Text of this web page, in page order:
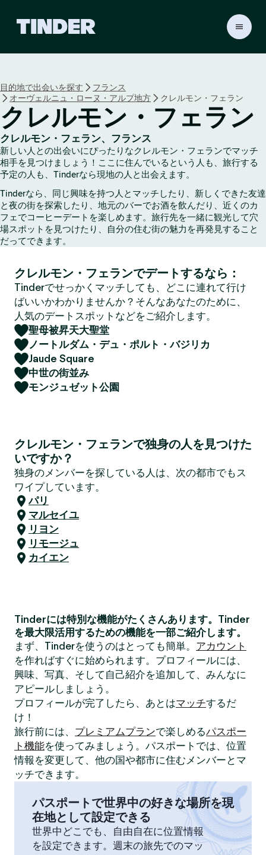
r
ホ
ー
ム
ペ
ー
ジ
目的地で出会いを探す
フランス
オーヴェルニュ・ローヌ・アルプ地方
クレルモン・フェラン
クレルモン・フェラン
クレルモン・フェラン、フランス
新しい人との出会いにぴったりなクレルモン・フェランでマッチ
相手を見つけましょう！ここに住んでいるという人も、旅行する
予定の人も、Tinderなら現地の人と出会えます。
Tinderなら、同じ興味を持つ人とマッチしたり、新しくできた友達
と夜の街を探索したり、地元のバーでお酒を飲んだり、近くのカ
フェでコーヒーデートを楽しめます。旅行先を一緒に観光して穴
場スポットを見つけたり、自分の住む街の魅力を再発見すること
だってできます。
クレルモン・フェランでデートするなら：
Tinderでせっかくマッチしても、どこに連れて行け
ばいいかわかりませんか？そんなあなたのために、
人気のデートスポットなどをご紹介します。
聖母被昇天大聖堂
ノートルダム・デュ・ポルト・バジリカ
Jaude Square
中世の街並み
モンジュゼット公園
クレルモン・フェランで独身の人を見つけた
いですか？
独身のメンバーを探している人は、次の都市でもス
ワイプしています。
パリ
マルセイユ
リヨン
リモージュ
カイエン
Tinderには特別な機能がたくさんあります。Tinder
を最大限活用するための機能を一部ご紹介します。
まず、Tinderを使うのはとっても簡単。 アカウント
を作ればすぐに始められます。プロフィールには、
興味、写真、そして自己紹介を追加して、みんなに
アピールしましょう。
プロフィールが完了したら、あとはマッチするだ
け！
旅行前には、 プレミアムプランで楽しめるパスポー
ト機能を使ってみましょう。パスポートでは、位置
情報を変更して、他の国や都市に住むメンバーとマ
ッチできます。
パスポートで世界中の好きな場所を現
在地として設定できる
世界中どこでも、自由自在に位置情報
を設定できます。週末の旅先でのマッ